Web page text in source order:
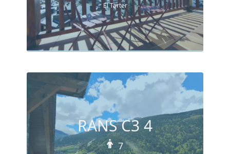
El Tarter
RANS C3 4
7